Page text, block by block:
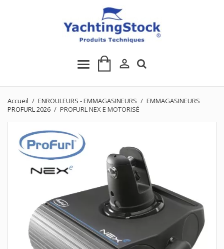

Accueil ENROULEURS - EMMAGASINEURS
EMMAGASINEURS
PROFURL 2026
PROFURL NEX E MOTORISÉ